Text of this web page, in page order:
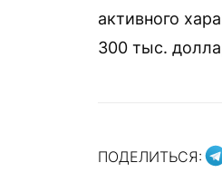
активного
300 тыс.
ПОДЕЛИТЬСЯ: